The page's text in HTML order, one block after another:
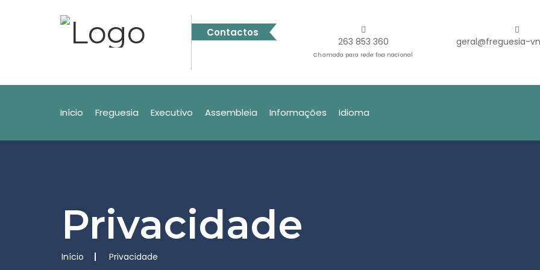
Contactos
263 853 360
Chamada para rede fixa nacional
geral@freguesia-
Início Freguesia Executivo Assembleia Informações Idioma
Privacidade
Início Privacidade